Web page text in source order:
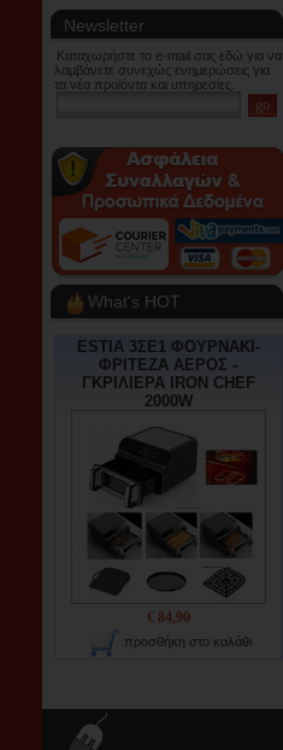
Newsletter
Καταχωρήστε το e-mail σας εδώ για να
λαμβάνετε συνεχώς ενημερώσεις για
τα νέα προϊόντα και υπηρεσίες.
What's HOT
ESTIA 3ΣΕ1 ΦΟΥΡΝΑΚΙ-
ΦΡΙΤΕΖΑ ΑΕΡΟΣ -
ΓΚΡΙΛΙΕΡΑ IRON CHEF
2000W
€ 84,90
προσθήκη στο καλάθι